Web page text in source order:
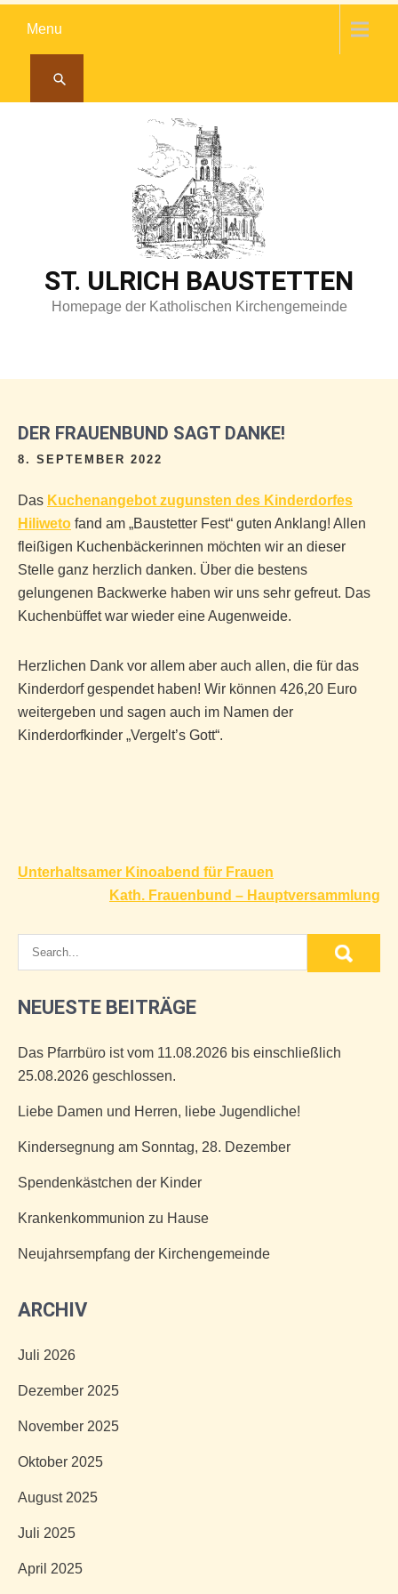
Menu
ST. ULRICH BAUSTETTEN
Homepage der Katholischen Kirchengemeinde
DER FRAUENBUND SAGT DANKE!
8. SEPTEMBER 2022
Das Kuchenangebot zugunsten des Kinderdorfes
Hiliweto fand am „Baustetter Fest“ guten Anklang! Allen
fleißigen Kuchenbäckerinnen möchten wir an dieser
Stelle ganz herzlich danken. Über die bestens
gelungenen Backwerke haben wir uns sehr gefreut. Das
Kuchenbüffet war wieder eine Augenweide.
Herzlichen Dank vor allem aber auch allen, die für das
Kinderdorf gespendet haben! Wir können 426,20 Euro
weitergeben und sagen auch im Namen der
Kinderdorfkinder „Vergelt’s Gott“.
Beitragsnavigation
Unterhaltsamer Kinoabend für Frauen
Kath. Frauenbund – Hauptversammlung
NEUESTE BEITRÄGE
Das Pfarrbüro ist vom 11.08.2026 bis einschließlich
25.08.2026 geschlossen.
Liebe Damen und Herren, liebe Jugendliche!
Kindersegnung am Sonntag, 28. Dezember
Spendenkästchen der Kinder
Krankenkommunion zu Hause
Neujahrsempfang der Kirchengemeinde
ARCHIV
Juli 2026
Dezember 2025
November 2025
Oktober 2025
August 2025
Juli 2025
April 2025